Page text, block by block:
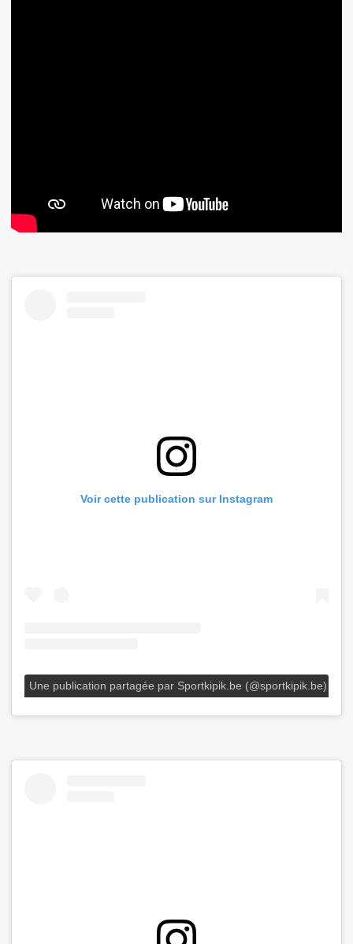
Voir cette publication sur Instagram
Une publication partagée par Sportkipik.be (@sportkipik.be)